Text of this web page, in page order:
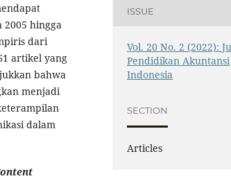
hingga
dari
artikel yang
bahwa
menjadi
dalam
ISSUE
Vol. 20 No. 2 (2022):
Pendidikan Akuntansi
Indonesia
SECTION
Articles